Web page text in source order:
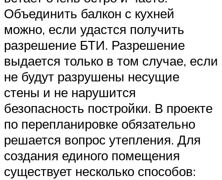
Объединить балкон с кухней
можно, если удастся получить
разрешение БТИ. Разрешение
выдается только в том случае, если
не будут разрушены несущие
стены и не нарушится
безопасность постройки. В проекте
по перепланировке обязательно
решается вопрос утепления. Для
создания единого помещения
существует несколько способов: